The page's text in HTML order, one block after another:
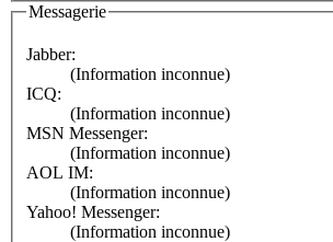
Messagerie
Jabber:
(Information inconnue)
ICQ:
(Information inconnue)
MSN Messenger:
(Information inconnue)
AOL IM:
(Information inconnue)
Yahoo! Messenger:
(Information inconnue)